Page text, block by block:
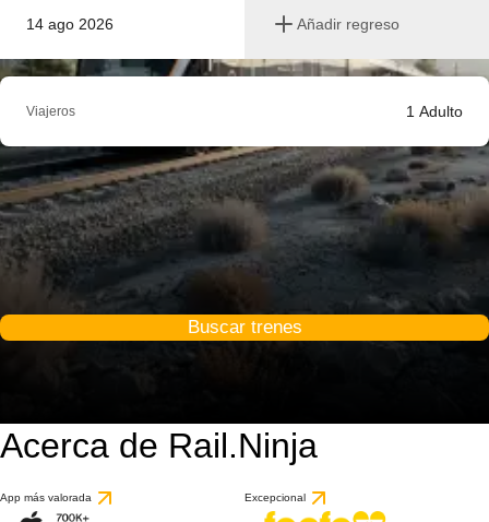
14 ago 2026 Añadir regreso
Viajeros 1 Adulto
Buscar trenes
Acerca de Rail.Ninja
App más valorada Excepcional